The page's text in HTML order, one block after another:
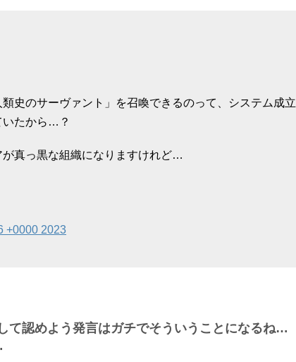
史のサーヴァント」を召喚できるのって、システム成立
いたから…？
真っ黒な組織になりますけれど…
+0000 2023
て認めよう発言はガチでそういうことになるね…